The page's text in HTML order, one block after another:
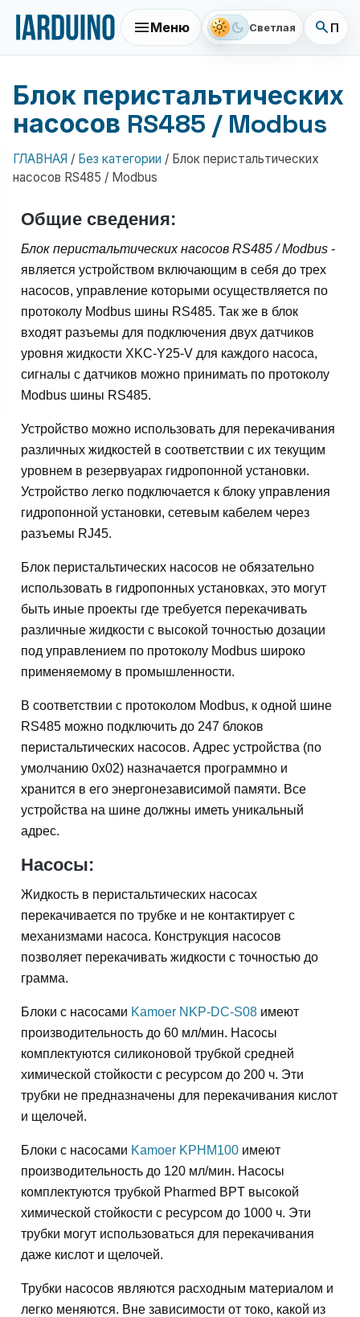
menuМеню light_mode dark_mode Светлая search
Блок перистальтических
насосов RS485 / Modbus
ГЛАВНАЯ / Без категории / Блок перистальтических
насосов RS485 / Modbus
Общие сведения:
Блок перистальтическиx насосов RS485 / Modbus -
является устройством включающим в себя до трех
насосов, управление которыми осуществляется по
протоколу Modbus шины RS485. Так же в блок
входят разъемы для подключения двух датчиков
уровня жидкости XKC-Y25-V для каждого насоса,
сигналы с датчиков можно принимать по протоколу
Modbus шины RS485.
Устройство можно использовать для перекачивания
различных жидкостей в соответствии с их текущим
уровнем в резервуарах гидропонной установки.
Устройство легко подключается к блоку управления
гидропонной установки, сетевым кабелем через
разъемы RJ45.
Блок перистальтическиx насосов не обязательно
использовать в гидропонных установках, это могут
быть иные проекты где требуется перекачивать
различные жидкости с высокой точностью дозации
под управлением по протоколу Modbus широко
применяемому в промышленности.
В соответствии с протоколом Modbus, к одной шине
RS485 можно подключить до 247 блоков
перистальтическиx насосов. Адрес устройства (по
умолчанию 0x02) назначается программно и
хранится в его энергонезависимой памяти. Все
устройства на шине должны иметь уникальный
адрес.
Насосы:
Жидкость в перистальтических насосах
перекачивается по трубке и не контактирует с
механизмами насоса. Конструкция насосов
позволяет перекачивать жидкости с точностью до
грамма.
Блоки с насосами Kamoer NKP-DC-S08 имеют
производительность до 60 мл/мин. Насосы
комплектуются силиконовой трубкой средней
химической стойкости с ресурсом до 200 ч. Эти
трубки не предназначены для перекачивания кислот
и щелочей.
Блоки с насосами Kamoer KPHM100 имеют
производительность до 120 мл/мин. Насосы
комплектуются трубкой Pharmed BPT высокой
химической стойкости с ресурсом до 1000 ч. Эти
трубки могут использоваться для перекачивания
даже кислот и щелочей.
Трубки насосов являются расходным материалом и
легко меняются. Вне зависимости от токо, какой из